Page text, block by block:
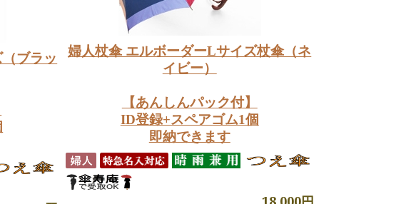
ブラッ
婦人杖傘 エルボーダーLサイズ杖傘（ネ
イビー）
【あんしんパック付】
ID登録+スペアゴム1個
即納できます